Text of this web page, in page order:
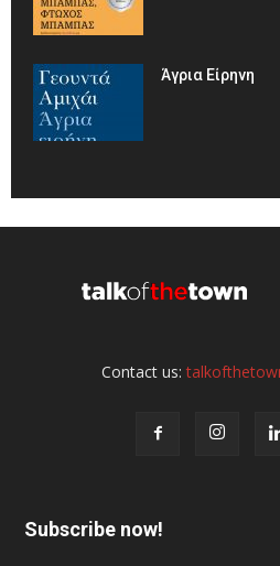
Άγρια Είρηνη
Contact us:
Subscribe now!